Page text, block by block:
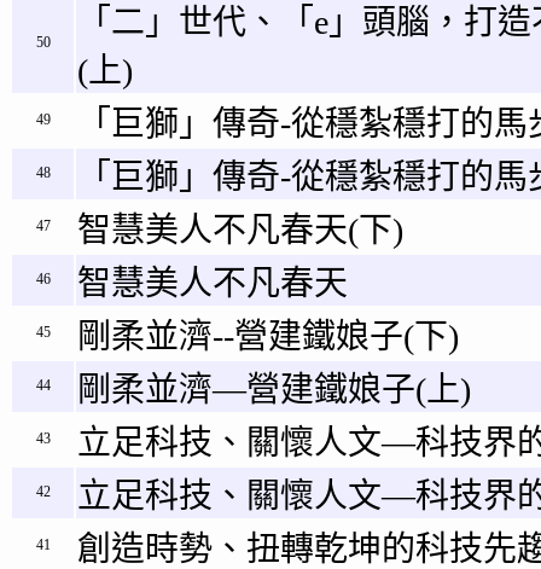
50
「二」世代、「e」頭腦，打
(上)
49 「巨獅」傳奇-從穩紮穩打的
48 「巨獅」傳奇-從穩紮穩打的
47 智慧美人不凡春天(下)
46 智慧美人不凡春天
45 剛柔並濟--營建鐵娘子(下)
44 剛柔並濟—營建鐵娘子(上)
43 立足科技、關懷人文—科技界
42 立足科技、關懷人文—科技界
41 創造時勢、扭轉乾坤的科技先